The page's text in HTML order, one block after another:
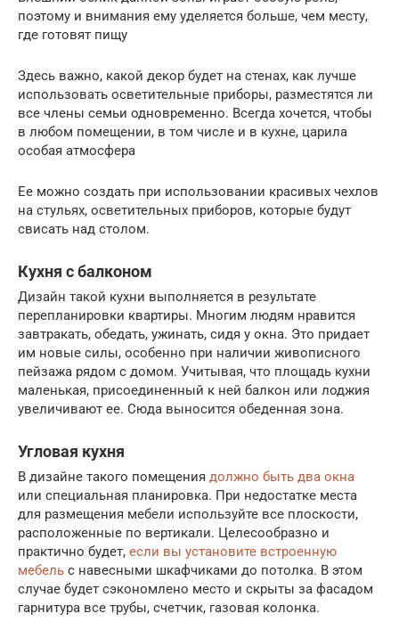
поэтому и внимания ему уделяется больше, чем месту,
где готовят пищу
Здесь важно, какой декор будет на стенах, как лучше
использовать осветительные приборы, разместятся ли
все члены семьи одновременно. Всегда хочется, чтобы
в любом помещении, в том числе и в кухне, царила
особая атмосфера
Ее можно создать при использовании красивых чехлов
на стульях, осветительных приборов, которые будут
свисать над столом.
Кухня с балконом
Дизайн такой кухни выполняется в результате
перепланировки квартиры. Многим людям нравится
завтракать, обедать, ужинать, сидя у окна. Это придает
им новые силы, особенно при наличии живописного
пейзажа рядом с домом. Учитывая, что площадь кухни
маленькая, присоединенный к ней балкон или лоджия
увеличивают ее. Сюда выносится обеденная зона.
Угловая кухня
В дизайне такого помещения должно быть два окна
или специальная планировка. При недостатке места
для размещения мебели используйте все плоскости,
расположенные по вертикали. Целесообразно и
практично будет, если вы установите встроенную
мебель с навесными шкафчиками до потолка. В этом
случае будет сэкономлено место и скрыты за фасадом
гарнитура все трубы, счетчик, газовая колонка.